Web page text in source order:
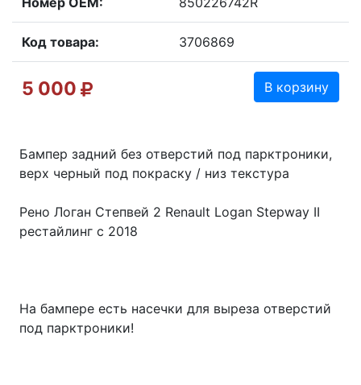
Код товара: 3706869
5 000 В корзину
Бампер задний без отверстий под парктроники,
верх черный под покраску / низ текстура
Рено Логан Степвей 2 Renault Logan Stepway II
рестайлинг с 2018
На бампере есть насечки для выреза отверстий
под парктроники!